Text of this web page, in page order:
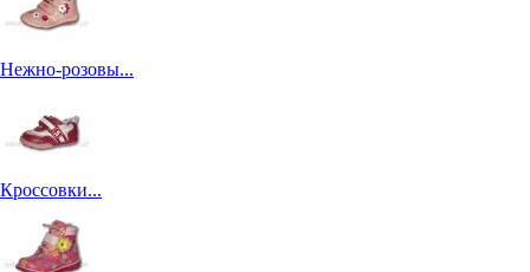
Нежно-розовы...
Кроссовки...